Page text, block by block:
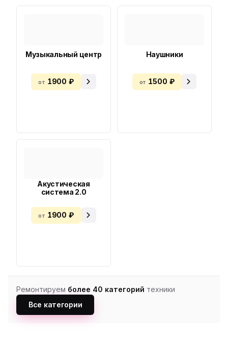
Музыкальный центр
от 1900 ₽
Наушники
от 1500 ₽
Акустическая
система 2.0
от 1900 ₽
Ремонтируем более 40 категорий техники
Все категории